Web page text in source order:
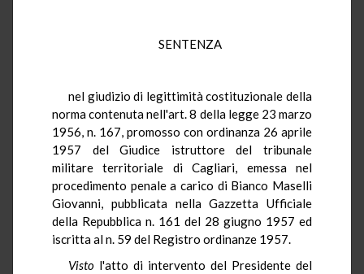
SENTENZA
nel giudizio di legittimità costituzionale della
norma contenuta nell'art. 8 della legge 23 marzo
1956, n. 167, promosso con ordinanza 26 aprile
1957 del Giudice istruttore del tribunale
militare territoriale di Cagliari, emessa nel
procedimento penale a carico di Bianco Maselli
Giovanni, pubblicata nella Gazzetta Ufficiale
della Repubblica n. 161 del 28 giugno 1957 ed
iscritta al n. 59 del Registro ordinanze 1957.
Visto l'atto di intervento del Presidente del